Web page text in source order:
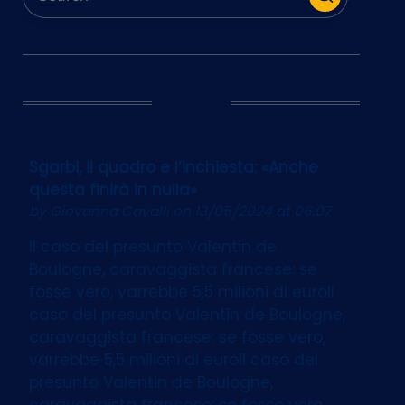
Ultim’Ora
Sgarbi, il quadro e l’inchiesta: «Anche
questa finirà in nulla»
by Giovanna Cavallion 13/05/2024 at 06:07
Il caso del presunto Valentin de
Boulogne, caravaggista francese: se
fosse vero, varrebbe 5,5 milioni di euroIl
caso del presunto Valentin de Boulogne,
caravaggista francese: se fosse vero,
varrebbe 5,5 milioni di euroIl caso del
presunto Valentin de Boulogne,